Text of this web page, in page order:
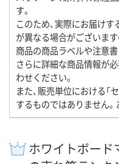
す。
このため、実際にお届け
が異なる場合がございま
商品の商品ラベルや注意
さらに詳細な商品情報が
わせください。
また、販売単位における「
するものではありません
ホワイトボード